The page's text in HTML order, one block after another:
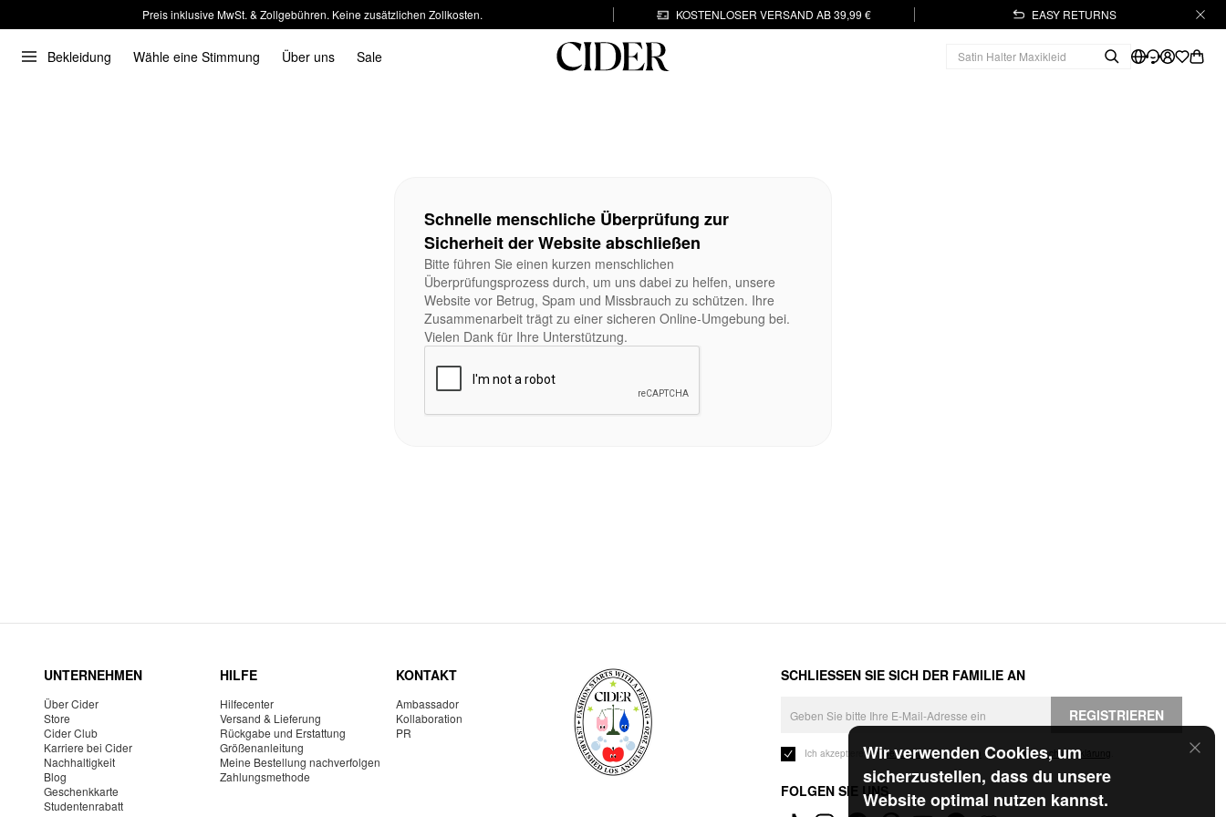
Preis inklusive MwSt. & Zollgebühren. Keine zusätzlichen Zollkosten. KOSTENLOSER VERSAND AB 39,99 € EASY RETURNS
Bekleidung Wähle eine Stimmung Über uns Sale
Wir verwenden Cookies, um
sicherzustellen, dass du unsere
Website optimal nutzen kannst.
Schnelle menschliche Überprüfung zur
Sicherheit der Website abschließen
Bitte führen Sie einen kurzen menschlichen
Überprüfungsprozess durch, um uns dabei zu helfen, unsere
Website vor Betrug, Spam und Missbrauch zu schützen. Ihre
Zusammenarbeit trägt zu einer sicheren Online-Umgebung bei.
Vielen Dank für Ihre Unterstützung.
UNTERNEHMEN
Über Cider
Store
Cider Club
Karriere bei Cider
Nachhaltigkeit
Blog
Geschenkkarte
Studentenrabatt
HILFE
Hilfecenter
Versand & Lieferung
Rückgabe und Erstattung
Größenanleitung
Meine Bestellung nachverfolgen
Zahlungsmethode
KONTAKT
Ambassador
Kollaboration
PR
SCHLIESSEN SIE SICH DER FAMILIE AN
REGISTRIEREN
Ich akzeptiere dieGeschäftsbedingungen und die Datenschutzerklärung
FOLGEN SIE UNS